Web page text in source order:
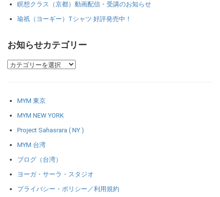
瞑想クラス（京都）動画配信・受講のお知らせ
瑜祇（ヨーギー）Tシャツ 好評発売中！
お知らせカテゴリー
MYM 東京
MYM NEW YORK
Project Sahasrara ( NY )
MYM 台湾
ブログ（台湾）
ヨーガ・サーラ・スタジオ
プライバシー・ポリシー／利用規約